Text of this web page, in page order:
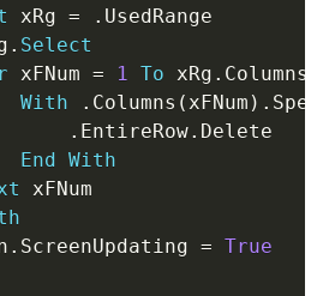
xRg = . UsedRange
. Select
xFNum = 1 To xRg . Columns
With
. Columns ( xFNum ) .
. EntireRow. Delete
End With
xFNum
. ScreenUpdating = True